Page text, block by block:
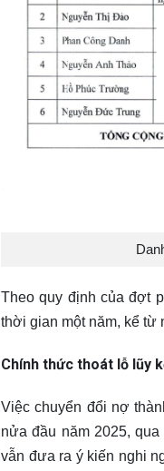
Theo quy định của đợt
thời gian một năm, kể từ
Chính thức thoát lỗ lũy
Việc chuyển đổi nợ
nửa đầu năm 2025,
vẫn đưa ra ý kiến nghi